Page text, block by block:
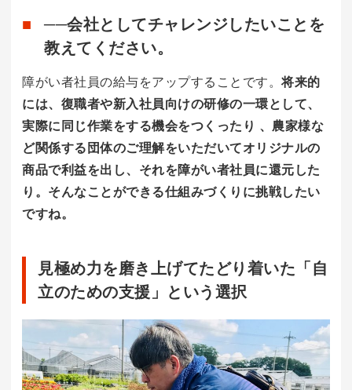
──会社としてチャレンジしたいことを
教えてください。
障がい者社員の給与をアップすることです。将来的
には、復職者や新入社員向けの研修の一環として、
実際に同じ作業をする機会をつくったり 、農家様な
ど関係する団体のご理解をいただいてオリジナルの
商品で利益を出し、それを障がい者社員に還元した
り。そんなことができる仕組みづくりに挑戦したい
ですね。
見極め力を磨き上げてたどり着いた「自
立のための支援」という選択